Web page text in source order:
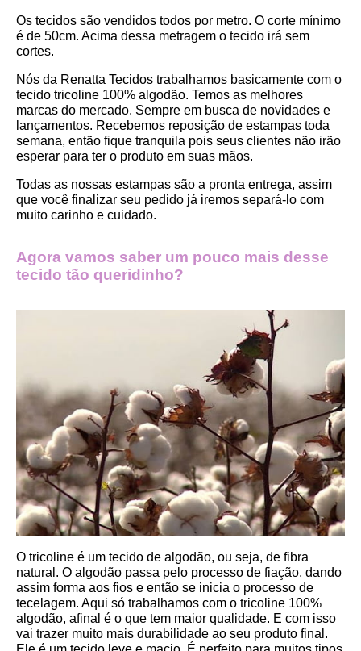
Os tecidos são vendidos todos por metro. O corte mínimo
é de 50cm. Acima dessa metragem o tecido irá sem
cortes.
Nós da Renatta Tecidos trabalhamos basicamente com o
tecido tricoline 100% algodão. Temos as melhores
marcas do mercado. Sempre em busca de novidades e
lançamentos. Recebemos reposição de estampas toda
semana, então fique tranquila pois seus clientes não irão
esperar para ter o produto em suas mãos.
Todas as nossas estampas são a pronta entrega, assim
que você finalizar seu pedido já iremos separá-lo com
muito carinho e cuidado.
Agora vamos saber um pouco mais desse
tecido tão queridinho?
O tricoline é um tecido de algodão, ou seja, de fibra
natural. O algodão passa pelo processo de fiação, dando
assim forma aos fios e então se inicia o processo de
tecelagem. Aqui só trabalhamos com o tricoline 100%
algodão, afinal é o que tem maior qualidade. E com isso
vai trazer muito mais durabilidade ao seu produto final.